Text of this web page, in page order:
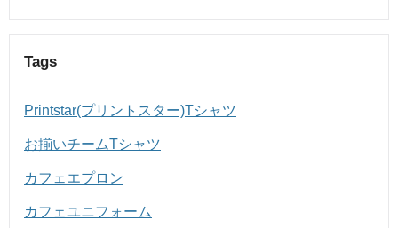
Tags
Printstar(プリントスター)Tシャツ
お揃いチームTシャツ
カフェエプロン
カフェユニフォーム